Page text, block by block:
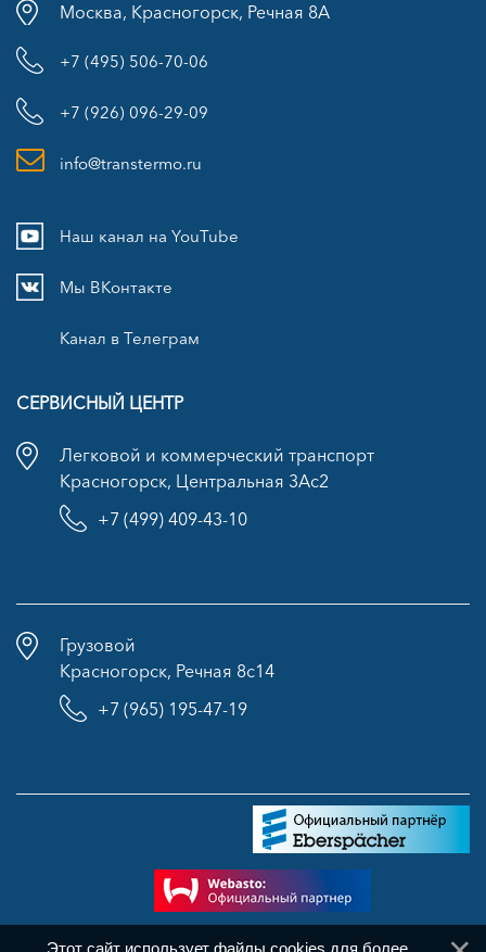
Москва, Красногорск, Речная 8А
+7 (495) 506-70-06
+7 (926) 096-29-09
info@transtermo.ru
Наш канал на YouTube
Мы ВКонтакте
Канал в Телеграм
СЕРВИСНЫЙ ЦЕНТР
Легковой и коммерческий транспорт
Красногорск, Центральная 3Ас2
+7 (499) 409-43-10
Грузовой
Красногорск, Речная 8с14
+7 (965) 195-47-19
Этот сайт использует файлы cookies для более